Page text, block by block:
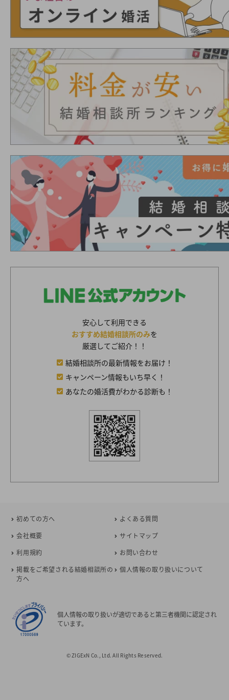
安心して利用できる
おすすめ結婚相談所のみを
厳選してご紹介！！
結婚相談所の最新情報をお届け！
キャンペーン情報もいち早く！
あなたの婚活費がわかる診断も！
初めての方へ
よくある質問
会社概要
サイトマップ
利用規約
お問い合わせ
掲載をご希望される結婚相談所の
方へ
個人情報の取り扱いについて
個人情報の取り扱いが適切であると第三者機関に認定され
ています。
© ZIGExN Co., Ltd. All Rights Reserved.